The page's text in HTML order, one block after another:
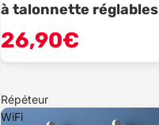
à talonnette réglables
26,90€
Répéteur
WiFi